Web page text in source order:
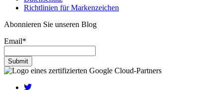
Richtlinien für Markenzeichen
Abonnieren Sie unseren Blog
Email*